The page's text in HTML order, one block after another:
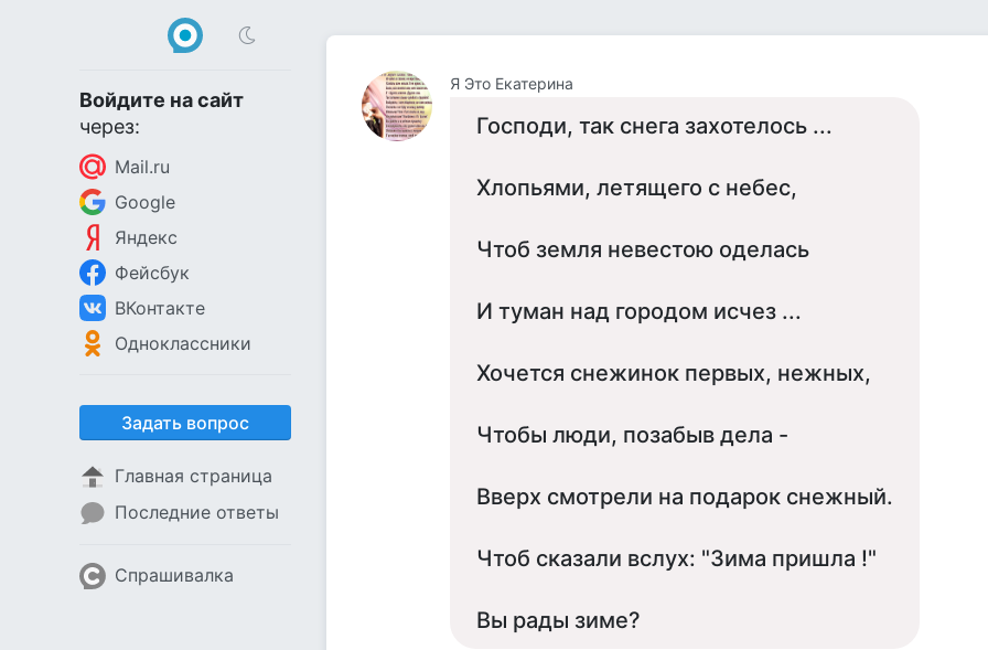
Войдите на сайт
через:
Mail.ru
Google
Яндекс
Фейсбук
ВКонтакте
Одноклассники
Задать вопрос
Главная страница
Последние ответы
Спрашивалка
Я Это Екатерина
Господи, так снега захотелось ...
Хлопьями, летящего с небес,
Чтоб земля невестою оделась
И туман над городом исчез ...
Хочется снежинок первых, нежных,
Чтобы люди, позабыв дела -
Вверх смотрели на подарок снежный.
Чтоб сказали вслух: "Зима пришла !"
Вы рады зиме?